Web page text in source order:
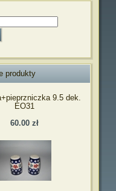
produkty
9.5 dek.
EO31
60.00 zł